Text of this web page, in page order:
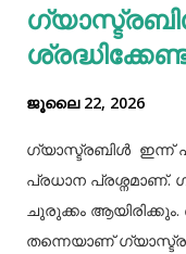
ജൂലൈ 22, 2026
ഗ്യാസ്ട്രബിൾ ഇന്ന്
പ്രധാന പ്രശ്നമാണ്.
ചുരുക്കം
തന്നെയാണ്